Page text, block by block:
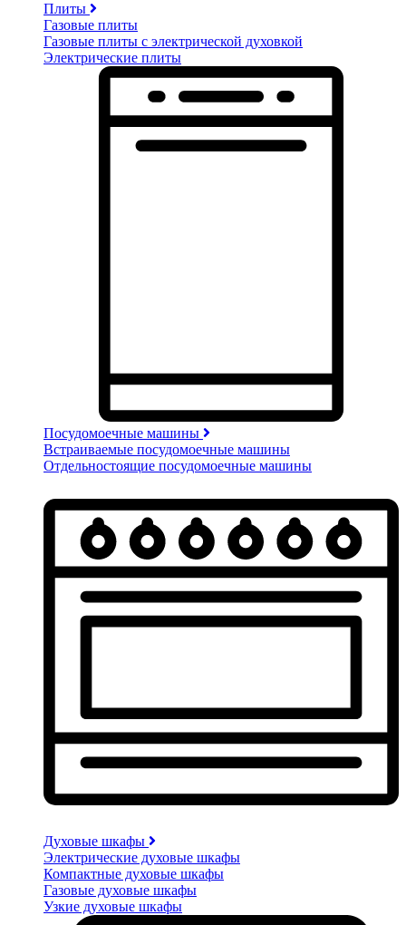
Плиты
Газовые плиты
Газовые плиты с электрической духовкой
Электрические плиты
Посудомоечные машины
Встраиваемые посудомоечные машины
Отдельностоящие посудомоечные машины
Духовые шкафы
Электрические духовые шкафы
Компактные духовые шкафы
Газовые духовые шкафы
Узкие духовые шкафы